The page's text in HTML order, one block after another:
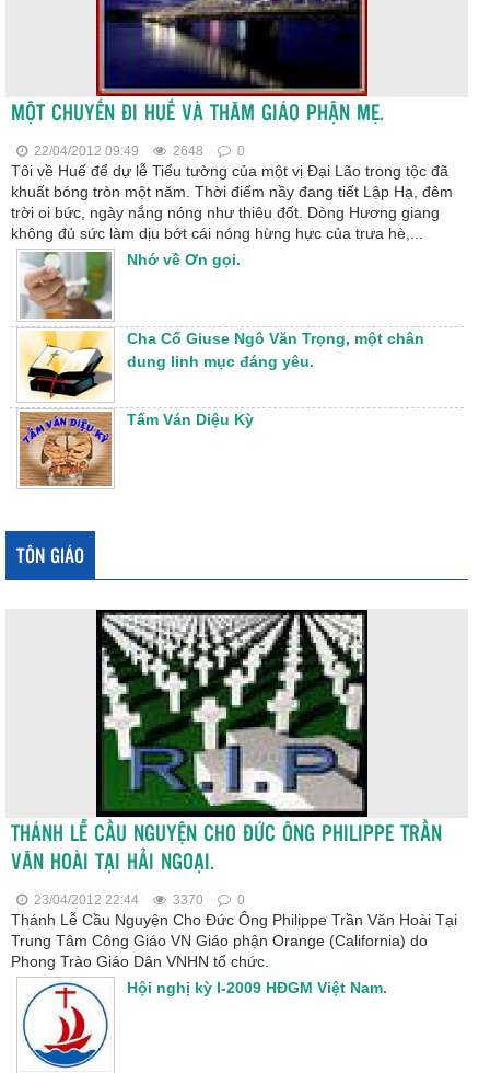
MỘT CHUYẾN ĐI HUẾ VÀ THĂM GIÁO PHẬN MẸ.
22/04/2012 09:49 2648 0
Tôi về Huế để dự lễ Tiểu tường của một vị Ðại Lão trong tộc đã
khuất bóng tròn một năm. Thời điểm nầy đang tiết Lập Hạ, đêm
trời oi bức, ngày nắng nóng như thiêu đốt. Dòng Hương giang
không đủ sức làm dịu bớt cái nóng hừng hực của trưa hè,...
Nhớ về Ơn gọi.
Cha Cố Giuse Ngô Văn Trọng, một chân
dung linh mục đáng yêu.
Tấm Ván Diệu Kỳ
TÔN GIÁO
THÁNH LỄ CẦU NGUYỆN CHO ĐỨC ÔNG PHILIPPE TRẦN
VĂN HOÀI TẠI HẢI NGOẠI.
23/04/2012 22:44 3370 0
Thánh Lễ Cầu Nguyện Cho Đức Ông Philippe Trần Văn Hoài Tại
Trung Tâm Công Giáo VN Giáo phận Orange (California) do
Phong Trào Giáo Dân VNHN tổ chức.
Hội nghị kỳ I-2009 HĐGM Việt Nam.